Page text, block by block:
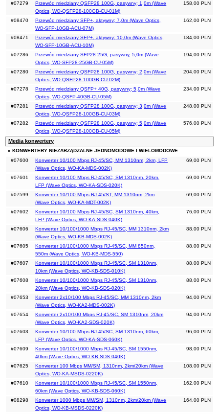
158,00 PLN
#07279
Przewód miedziany QSFP28 100G, pasywny; 1,0m (Wave
Optics, WO-QSFP28-100GB-CU-01M)
162,00 PLN
#08470
Przewód miedziany SFP+, aktywny; 7,0m (Wave Optics,
WO-SFP-10GB-ACU-07M)
184,00 PLN
#08471
Przewód miedziany SFP+, aktywny; 10,0m (Wave Optics,
WO-SFP-10GB-ACU-10M)
194,00 PLN
#07286
Przewód miedziany SFP28 25G, pasywny, 5,0m (Wave
Optics, WO-SFP28-25GB-CU-05M)
204,00 PLN
#07280
Przewód miedziany QSFP28 100G, pasywny; 2,0m (Wave
Optics, WO-QSFP28-100GB-CU-02M)
234,00 PLN
#07278
Przewód miedziany QSFP+ 40G, pasywny; 5,0m (Wave
Optics, WO-QSFP-40GB-CU-05M)
248,00 PLN
#07281
Przewód miedziany QSFP28 100G, pasywny; 3,0m (Wave
Optics, WO-QSFP28-100GB-CU-03M)
576,00 PLN
#07282
Przewód miedziany QSFP28 100G, pasywny; 5,0m (Wave
Optics, WO-QSFP28-100GB-CU-05M)
Media konwertery
» KONWERTERY NIEZARZĄDZALNE JEDNOMODOWE I WIELOMODOWE
69,00 PLN
#07600
Konwerter 10/100 Mbps RJ-45/SC, MM 1310nm, 2km, LFP
(Wave Optics, WO-KA-MDS-002K)
69,00 PLN
#07601
Konwerter 10/100 Mbps RJ-45/SC, SM 1310nm, 20km,
LFP (Wave Optics, WO-KA-SDS-020K)
69,00 PLN
#07599
Konwerter 10/100 Mbps RJ-45/ST, MM 1310nm, 2km
(Wave Optics, WO-KA-MDT-002K)
76,00 PLN
#07602
Konwerter 10/100 Mbps RJ-45/SC, SM 1310nm, 40km,
LFP (Wave Optics, WO-KA-SDS-040K)
88,00 PLN
#07606
Konwerter 10/100/1000 Mbps RJ-45/SC, MM 1310nm, 2km
(Wave Optics, WO-KB-MDS-002K)
88,00 PLN
#07605
Konwerter 10/100/1000 Mbps RJ-45/SC, MM 850nm,
550m (Wave Optics, WO-KB-MDS-550)
88,00 PLN
#07607
Konwerter 10/100/1000 Mbps RJ-45/SC, SM 1310nm,
10km (Wave Optics, WO-KB-SDS-010K)
88,00 PLN
#07608
Konwerter 10/100/1000 Mbps RJ-45/SC, SM 1310nm,
20km (Wave Optics, WO-KB-SDS-020K)
94,00 PLN
#07653
Konwerter 2x10/100 Mbps RJ-45/SC, MM 1310nm, 2km
(Wave Optics, WO-KA2-MDS-002K)
94,00 PLN
#07654
Konwerter 2x10/100 Mbps RJ-45/SC, SM 1310nm, 20km
(Wave Optics, WO-KA2-SDS-020K)
96,00 PLN
#07603
Konwerter 10/100 Mbps RJ-45/SC, SM 1310nm, 60km,
LFP (Wave Optics, WO-KA-SDS-060K)
98,00 PLN
#07609
Konwerter 10/100/1000 Mbps RJ-45/SC, SM 1550nm,
40km (Wave Optics, WO-KB-SDS-040K)
108,00 PLN
#07625
Konwerter 100 Mbps MM/SM, 1310nm, 2km/20km (Wave
Optics, WO-KA-MSDS-0220K)
162,00 PLN
#07610
Konwerter 10/100/1000 Mbps RJ-45/SC, SM 1550nm,
60km (Wave Optics, WO-KB-SDS-060K)
164,00 PLN
#08298
Konwerter 1000 Mbps MM/SM, 1310nm, 2km/20km (Wave
Optics, WO-KB-MSDS-0220K)